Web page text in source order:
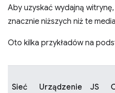
Aby uzyskać wydajną
znacznie niższych niż te
Oto kilka przykładów na
Sieć Urządzenie JS